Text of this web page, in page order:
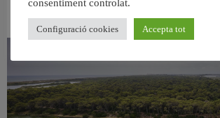
consentiment controlat.
Configuració cookies Accepta tot